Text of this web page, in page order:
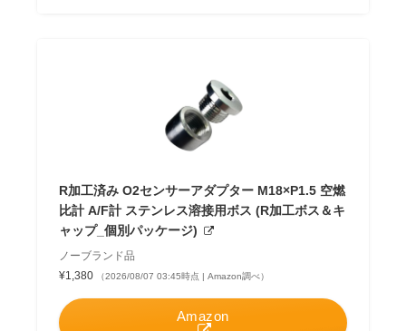
R加工済み O2センサーアダプター M18×P1.5 空燃
比計 A/F計 ステンレス溶接用ボス (R加工ボス＆キ
ャップ_個別パッケージ)
ノーブランド品
¥1,380
（2026/08/07 03:45時点 | Amazon調べ）
Amazon